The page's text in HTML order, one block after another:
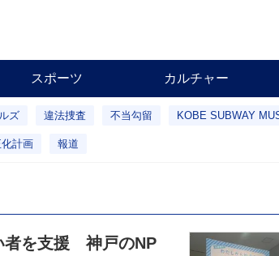
スポーツ カルチャー
ズ 違法捜査 不当勾留 KOBE SUBWAY
計画 報道
者を支援 神戸のNP